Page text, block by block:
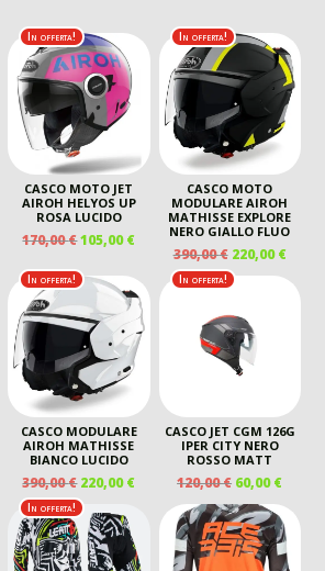
€.
In offerta!
CASCO MOTO JET
AIROH HELYOS UP
ROSA LUCIDO
170,00€IL
ORIGINALE
170,00 €.
105,00€IL
PREZZO
ATTUALE
È:
105,00 €.
In offerta!
CASCO MOTO
MODULARE AIROH
MATHISSE EXPLORE
NERO GIALLO FLUO
390,00€ IL
PREZZO
ORIGINALE
ERA:
390,00 €.
220,00€IL
€.
In offerta!
CASCO MODULARE
AIROH MATHISSE
BIANCO LUCIDO
390,00€ IL
PREZZO
ORIGINALE
ERA:
390,00 €.
220,00€IL
PREZZO
ATTUALE
È:
220,00 €.
In offerta!
CASCO JET CGM 126G
IPER CITY NERO
ROSSO MATT
120,00€ IL
PREZZO
ORIGINALE
ERA:
120,00 €.
60,00€IL
È:
60,00
In offerta!